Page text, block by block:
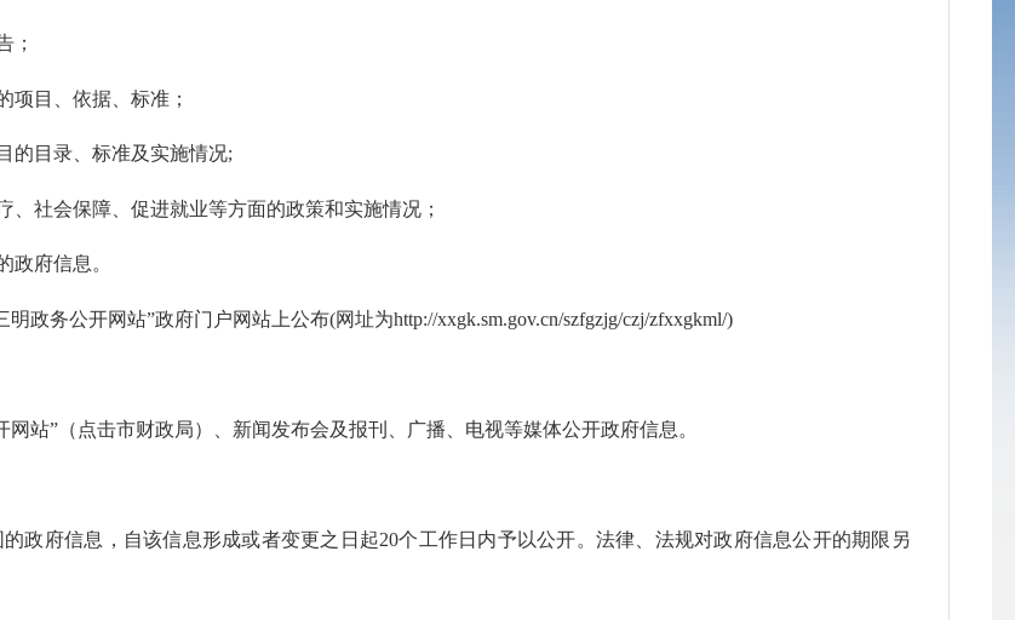
；
目、依据、标准；
目录、标准及实施情况;
社会保障、促进就业等方面的政策和实施情况；
府信息。
务公开网站”政府门户网站上公布(网址为http://xxgk.sm.gov.cn/szfgzjg/czj/zfxxgkml/)
”（点击市财政局）、新闻发布会及报刊、广播、电视等媒体公开政府信息。
府信息，自该信息形成或者变更之日起20个工作日内予以公开。法律、法规对政府信息公开的期限另